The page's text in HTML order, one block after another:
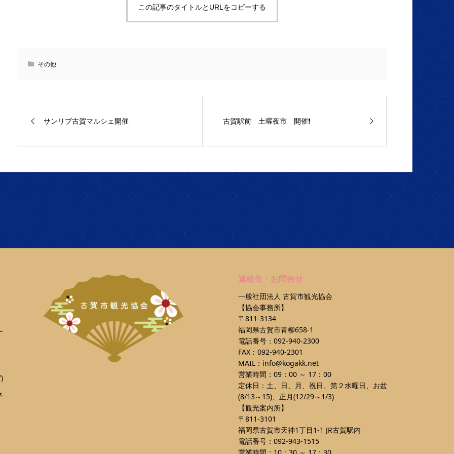
この記事のタイトルとURLをコピーする
その他
サンリブ古賀マルシェ開催 古賀駅前 土曜夜市 開催❗️
連絡先・お問合せ
一般社団法人 古賀市観光協会
【協会事務所】
〒811-3134
福岡県古賀市青柳658-1
電話番号：092-940-2300
FAX：092-940-2301
MAIL：info@kogakk.net
営業時間：09：00 ～ 17：00
定休日：土、日、月、祝日、第２水曜日、お盆
(8/13～15)、正月(12/29～1/3)
【観光案内所】
〒811-3101
福岡県古賀市天神1丁目1-1 JR古賀駅内
電話番号：092-943-1515
営業時間：10：30 ～ 17：30